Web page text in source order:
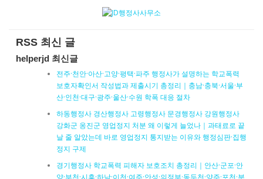
RSS 최신 글
helperjd 최신글
전주·천안·아산·고양·평택·파주 행정사가 설명하는 학교폭력
보호자확인서 작성법과 제출시기 총정리｜충남·충북·서울·부
산·인천·대구·광주·울산·수원 학폭 대응 절차
하동행정사 경산행정사 고령행정사 문경행정사 강원행정사
강화군 옹진군 영업정지 처분 왜 이렇게 늘었나｜과태료로 끝
날 줄 알았는데 바로 영업정지 통지받는 이유와 행정심판·집행
정지 구제
경기행정사 학교폭력 피해자 보호조치 총정리｜안산·군포·안
양·부천·시흥·하남·이천·여주·안성·의정부·동두천·양주·포천·분